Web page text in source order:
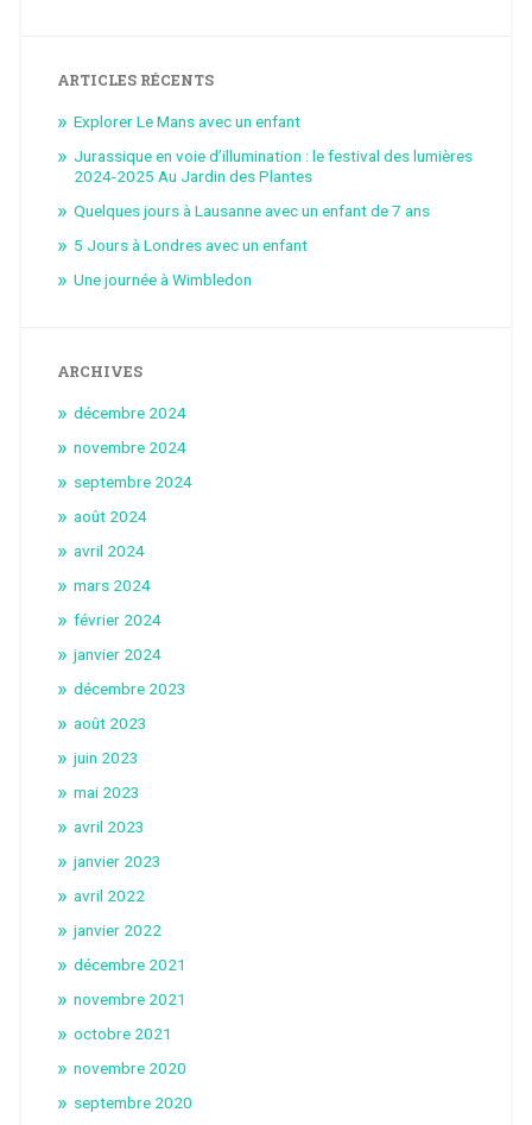
ARTICLES RÉCENTS
Explorer Le Mans avec un enfant
Jurassique en voie d’illumination : le festival des lumières
2024-2025 Au Jardin des Plantes
Quelques jours à Lausanne avec un enfant de 7 ans
5 Jours à Londres avec un enfant
Une journée à Wimbledon
ARCHIVES
décembre 2024
novembre 2024
septembre 2024
août 2024
avril 2024
mars 2024
février 2024
janvier 2024
décembre 2023
août 2023
juin 2023
mai 2023
avril 2023
janvier 2023
avril 2022
janvier 2022
décembre 2021
novembre 2021
octobre 2021
novembre 2020
septembre 2020